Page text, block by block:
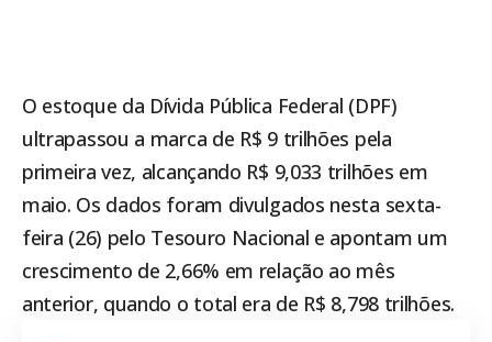
O estoque da Dívida Pública Federal (DPF)
ultrapassou a marca de R$ 9 trilhões pela
primeira vez, alcançando R$ 9,033 trilhões em
maio. Os dados foram divulgados nesta sexta-
feira (26) pelo Tesouro Nacional e apontam um
crescimento de 2,66% em relação ao mês
anterior, quando o total era de R$ 8,798 trilhões.